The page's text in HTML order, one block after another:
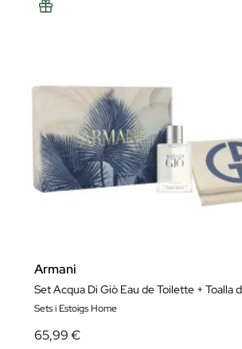
Armani
Set Acqua Di Giò Eau de Toilette + Toalla
Sets i Estoigs Home
65,99 €